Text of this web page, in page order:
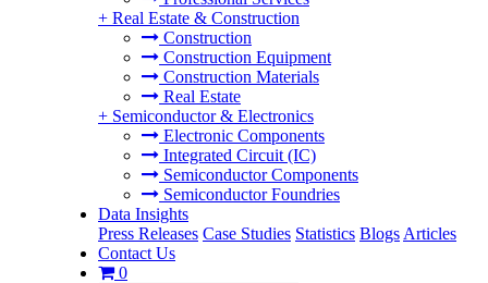
+ Real Estate & Construction
Construction
Construction Equipment
Construction Materials
Real Estate
+ Semiconductor & Electronics
Electronic Components
Integrated Circuit (IC)
Semiconductor Components
Semiconductor Foundries
Data Insights
Press Releases Case Studies Statistics Blogs Articles
Contact Us
0